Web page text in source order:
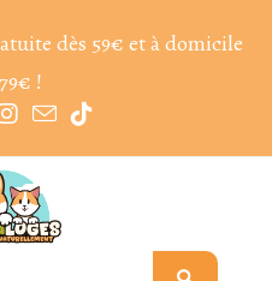
dès 59€ et à domicile
!